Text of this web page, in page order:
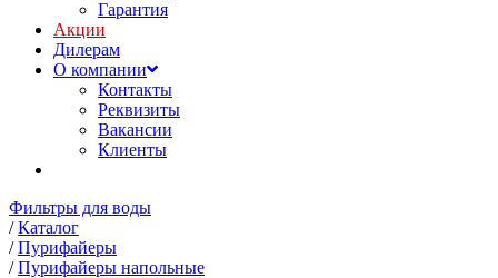
Гарантия
Акции
Дилерам
О компании
Контакты
Реквизиты
Вакансии
Клиенты
Фильтры для воды
/ Каталог
/ Пурифайеры
/ Пурифайеры напольные